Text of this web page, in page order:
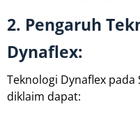
2. Pengaruh
Dynaflex:
Teknologi Dynaflex pada
diklaim dapat: